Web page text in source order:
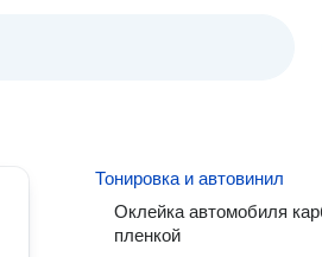
Тонировка и автовинил
Оклейка автомобиля
пленкой